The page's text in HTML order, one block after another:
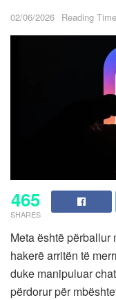
02/06/2026 Reading
465
SHARES
Meta është
hakerë arritën të
duke manipuluar
përdorur për